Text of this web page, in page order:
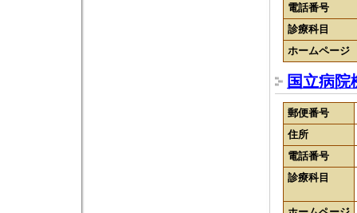
電話番号
診療科目
ホームページ
国立病院
郵便番号
住所
電話番号
診療科目